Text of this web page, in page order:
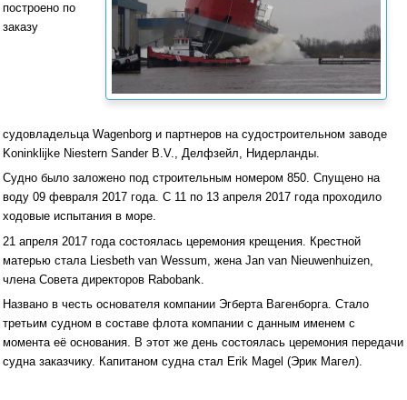
построено по
заказу
судовладельца Wagenborg и партнеров на судостроительном заводе
Koninklijke Niestern Sander B.V., Делфзейл, Нидерланды.
Судно было заложено под строительным номером 850. Спущено на
воду 09 февраля 2017 года. С 11 по 13 апреля 2017 года проходило
ходовые испытания в море.
21 апреля 2017 года состоялась церемония крещения. Крестной
матерью стала Liesbeth van Wessum, жена Jan van Nieuwenhuizen,
члена Совета директоров Rabobank.
Названо в честь основателя компании Эгберта Вагенборга. Стало
третьим судном в составе флота компании с данным именем с
момента её основания. В этот же день состоялась церемония передачи
судна заказчику. Капитаном судна стал Erik Magel (Эрик Магел).